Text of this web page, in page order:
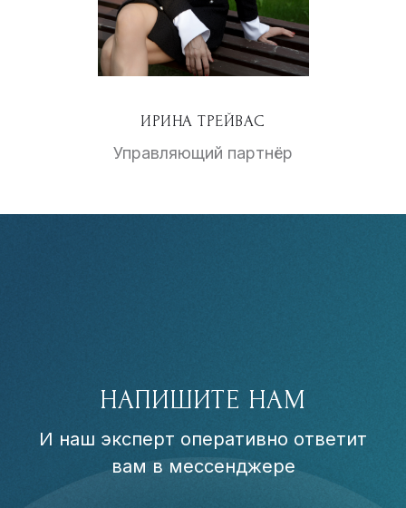
ИРИНА ТРЕЙВАС
Управляющий партнёр
НАПИШИТЕ НАМ
И наш эксперт оперативно ответит
вам в мессенджере